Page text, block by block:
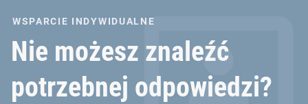
WSPARCIE INDYWIDUALNE
Nie możesz znaleźć
potrzebnej odpowiedzi?